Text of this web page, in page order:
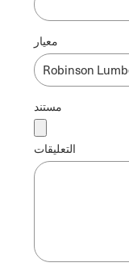
معيار
مستند
التعليقات